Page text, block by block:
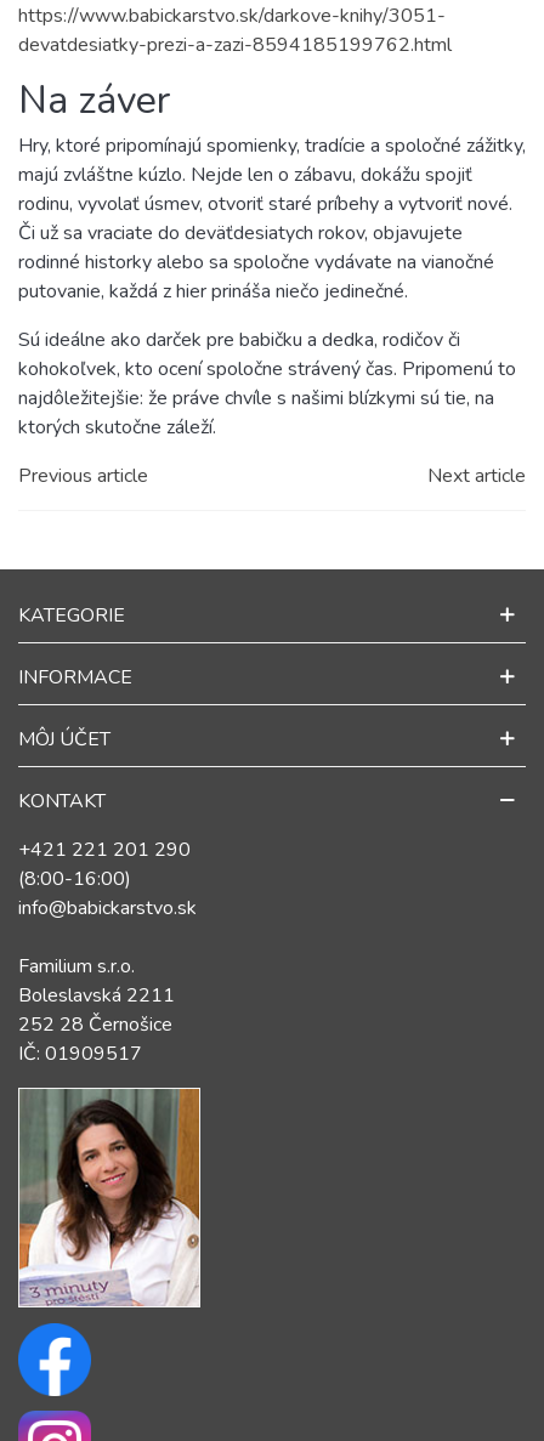
https://www.babickarstvo.sk/darkove-knihy/3051-
devatdesiatky-prezi-a-zazi-8594185199762.html
Na záver
Hry, ktoré pripomínajú spomienky, tradície a spoločné zážitky,
majú zvláštne kúzlo. Nejde len o zábavu, dokážu spojiť
rodinu, vyvolať úsmev, otvoriť staré príbehy a vytvoriť nové.
Či už sa vraciate do deväťdesiatych rokov, objavujete
rodinné historky alebo sa spoločne vydávate na vianočné
putovanie, každá z hier prináša niečo jedinečné.
Sú ideálne ako darček pre babičku a dedka, rodičov či
kohokoľvek, kto ocení spoločne strávený čas. Pripomenú to
najdôležitejšie: že práve chvíle s našimi blízkymi sú tie, na
ktorých skutočne záleží.
Previous article
Next article
KATEGORIE
INFORMACE
MÔJ ÚČET
KONTAKT
+421 221 201 290
(8:00-16:00)
info@babickarstvo.sk
Familium s.r.o.
Boleslavská 2211
252 28 Černošice
IČ: 01909517